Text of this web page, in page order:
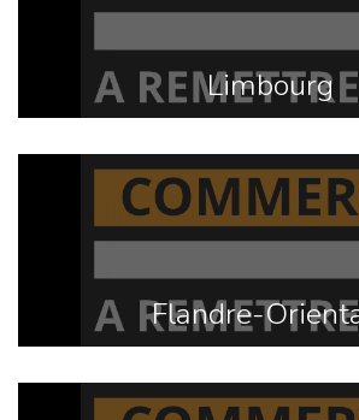
Limbourg
Flandre-